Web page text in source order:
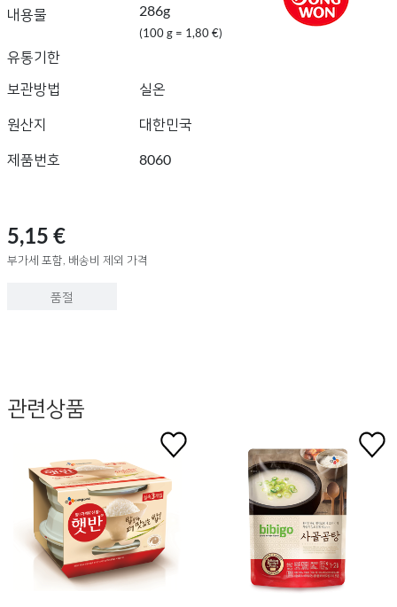
내용물 286g
(100 g = 1,80 €)
유통기한
보관방법
실온
원산지 대한민국
제품번호 8060
5,15 €
부가세 포함, 배송비 제외 가격
품절
관련상품